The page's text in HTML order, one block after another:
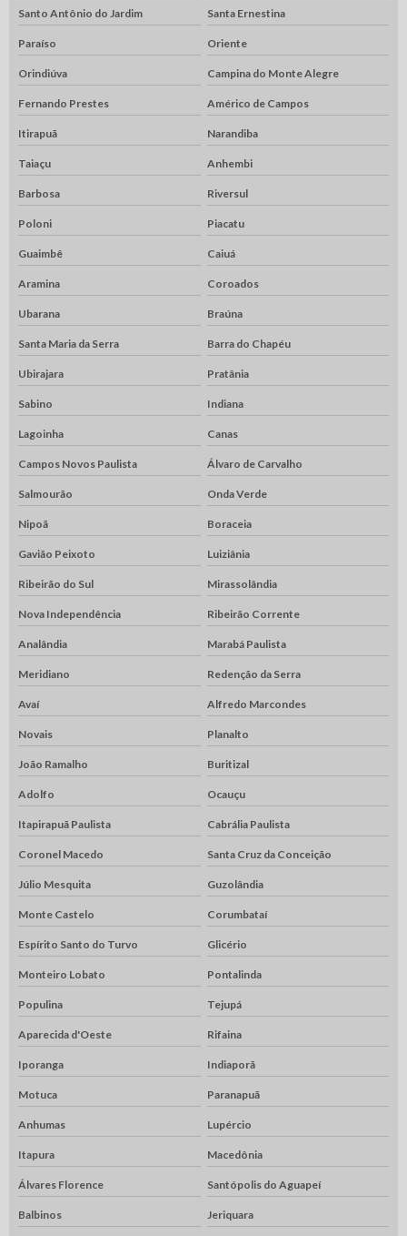
Santo Antônio do Jardim Santa Ernestina
Paraíso Oriente
Orindiúva Campina do Monte Alegre
Fernando Prestes Américo de Campos
Itirapuã Narandiba
Taiaçu Anhembi
Barbosa Riversul
Poloni Piacatu
Guaimbê Caiuá
Aramina Coroados
Ubarana Braúna
Santa Maria da Serra Barra do Chapéu
Ubirajara Pratânia
Sabino Indiana
Lagoinha Canas
Campos Novos Paulista Álvaro de Carvalho
Salmourão Onda Verde
Nipoã Boraceia
Gavião Peixoto Luiziânia
Ribeirão do Sul Mirassolândia
Nova Independência Ribeirão Corrente
Analândia Marabá Paulista
Meridiano Redenção da Serra
Avaí Alfredo Marcondes
Novais Planalto
João Ramalho Buritizal
Adolfo Ocauçu
Itapirapuã Paulista Cabrália Paulista
Coronel Macedo Santa Cruz da Conceição
Júlio Mesquita Guzolândia
Monte Castelo Corumbataí
Espírito Santo do Turvo Glicério
Monteiro Lobato Pontalinda
Populina Tejupá
Aparecida d'Oeste Rifaina
Iporanga Indiaporã
Motuca Paranapuã
Anhumas Lupércio
Itapura Macedônia
Álvares Florence Santópolis do Aguapeí
Balbinos Jeriquara